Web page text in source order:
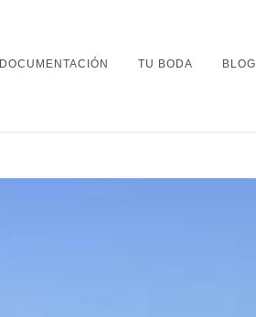
DOCUMENTACIÓN TU BODA BLOG